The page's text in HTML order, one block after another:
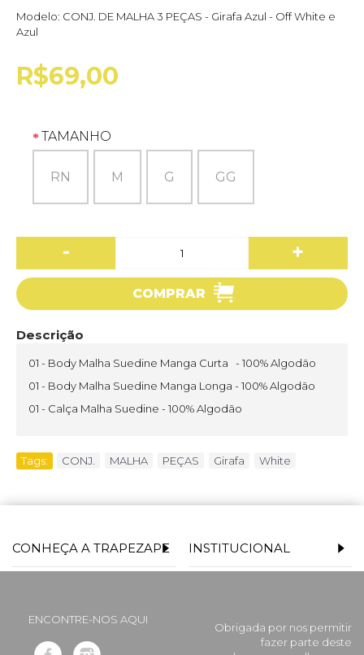
Modelo: CONJ. DE MALHA 3 PEÇAS - Girafa Azul - Off White e
Azul
R$69,00
TAMANHO
RN M G GG
- +
COMPRAR
Descrição
01 - Body Malha Suedine Manga Curta - 100% Algodão
01 - Body Malha Suedine Manga Longa - 100% Algodão
01 - Calça Malha Suedine - 100% Algodão
Tags: CONJ. MALHA PEÇAS Girafa White
CONHEÇA A TRAPEZAPE INSTITUCIONAL
ENCONTRE-NOS AQUI
Obrigada por nos permitir
fazer parte deste